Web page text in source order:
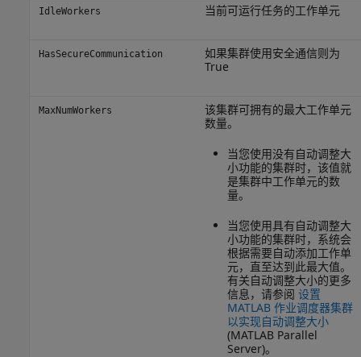
IdleWorkers 当前可运行任务的工作单元
HasSecureCommunication
如果集群使用安全通信则为
True
MaxNumWorkers
该集群可拥有的最大工作单元
数量。
当您使用没有自动调整大
小功能的集群时，该值就
是集群中工作单元的数
量。
当您使用具有自动调整大
小功能的集群时，系统会
根据需要自动添加工作单
元，直至达到此最大值。
有关自动调整大小的更多
信息，请参阅 设置
MATLAB 作业调度器集群
以实现自动调整大小
(MATLAB Parallel
Server)。